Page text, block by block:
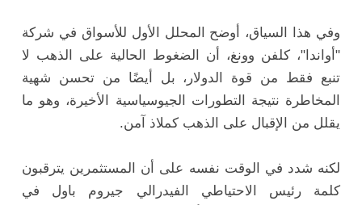
وفي هذا السياق، أوضح المحلل الأول للأسواق في شركة
"أواندا"، كلفن وونغ، أن الضغوط الحالية على الذهب لا
تنبع فقط من قوة الدولار، بل أيضًا من تحسن شهية
المخاطرة نتيجة التطورات الجيوسياسية الأخيرة، وهو ما
يقلل من الإقبال على الذهب كملاذ آمن.
لكنه شدد في الوقت نفسه على أن المستثمرين يترقبون
كلمة رئيس الاحتياطي الفيدرالي جيروم باول في